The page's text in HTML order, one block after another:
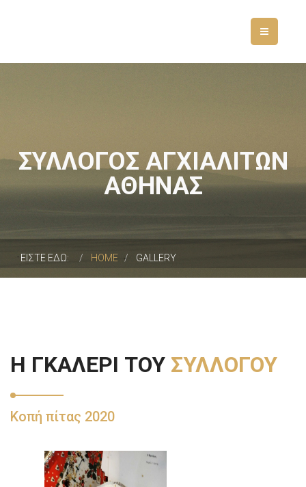
ΣΥΛΛΟΓΟΣ ΑΓΧΙΑΛΙΤΩΝ
ΑΘΗΝΑΣ
ΕΙΣΤΕ ΕΔΩ: HOME GALLERY
Η ΓΚΑΛΕΡΙ ΤΟΥ ΣΥΛΛΟΓΟΥ
Κοπή πίτας 2020